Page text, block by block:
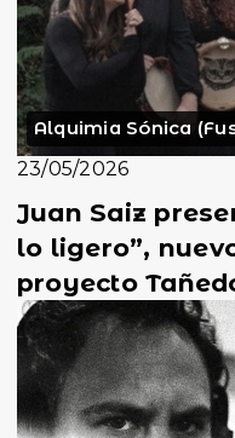
Alquimia Sónica
23/05/2026
Juan Saiz
lo ligero”,
proyecto